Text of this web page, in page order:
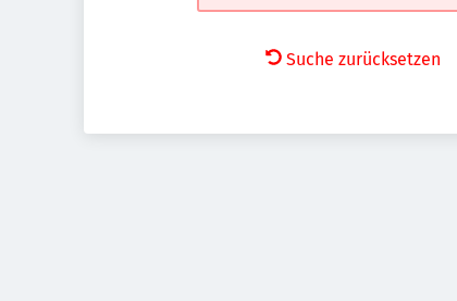
Suche zurücksetzen